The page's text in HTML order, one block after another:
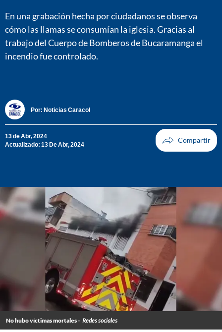
En una grabación hecha por ciudadanos se observa
cómo las llamas se consumían la iglesia. Gracias al
trabajo del Cuerpo de Bomberos de Bucaramanga el
incendio fue controlado.
Por: Noticias Caracol
13 de Abr, 2024
Actualizado: 13 De Abr, 2024
No hubo víctimas mortales - Redes sociales